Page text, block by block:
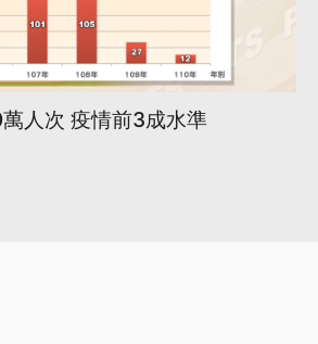
人次 疫情前3成水準